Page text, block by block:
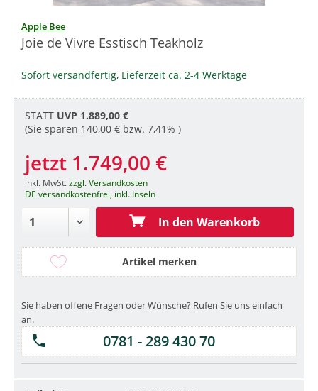
Apple Bee
Joie de Vivre Esstisch Teakholz
Sofort versandfertig, Lieferzeit ca. 2-4 Werktage
STATT UVP 1.889,00 €
(Sie sparen 140,00 € bzw. 7,41% )
jetzt 1.749,00 €
inkl. MwSt.zzgl. Versandkosten
DE versandkostenfrei, inkl. Inseln
In den Warenkorb
Artikel merken
Sie haben offene Fragen oder Wünsche? Rufen Sie uns einfach
an.
0781 - 289 430 70